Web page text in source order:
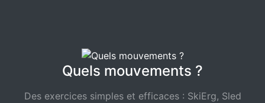
Quels mouvements ?
Des exercices simples et efficaces : SkiErg, Sled